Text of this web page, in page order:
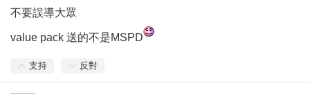
不要誤導大眾
value pack 送的不是MSPD
支持 反對